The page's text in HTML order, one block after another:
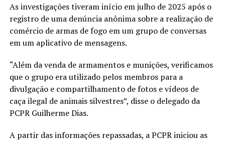
As investigações tiveram início em julho de 2025 após o
registro de uma denúncia anônima sobre a realização de
comércio de armas de fogo em um grupo de conversas
em um aplicativo de mensagens.
“Além da venda de armamentos e munições, verificamos
que o grupo era utilizado pelos membros para a
divulgação e compartilhamento de fotos e vídeos de
caça ilegal de animais silvestres”, disse o delegado da
PCPR Guilherme Dias.
A partir das informações repassadas, a PCPR iniciou as